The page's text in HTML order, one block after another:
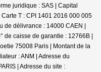
juridique : SAS | Capital
Carte T : CPI 1401 2016 000 005
de délivrance : 14000 CAEN |
de caisse de garantie : 12766B |
75008 Paris | Montant de la
: ANM | Adresse du
| Adresse du site :